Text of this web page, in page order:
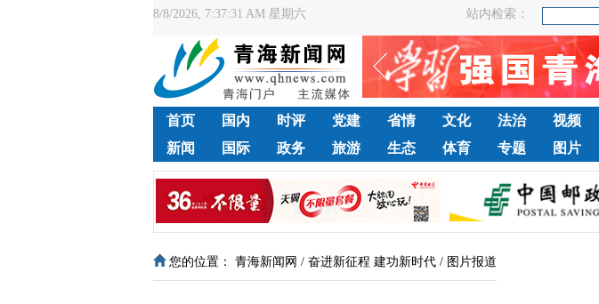
8/8/2026, 7:37:31 AM 星期六 站内检索：
首页 国内 时评 党建 省情 文化 法治 视频
新闻
国际 政务 旅游 生态 体育 专题 图片
您的位置： 青海新闻网 / 奋进新征程 建功新时代 / 图片报道